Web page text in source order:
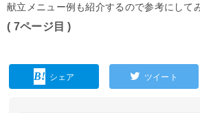
献立メニュー例も紹介するので参考にして
( 7ページ目 )
シェア ツイート